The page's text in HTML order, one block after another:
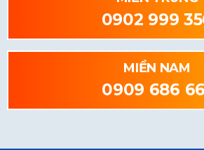
0902 999
MIỀN NAM
0909 686